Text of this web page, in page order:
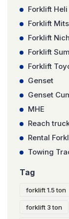
Forklift Heli
Forklift
Forklift
Forklift
Forklift
Genset
Genset
MHE
Reach
Rental
Towing
Tag
forklift 1.5 ton
forklift 3 ton